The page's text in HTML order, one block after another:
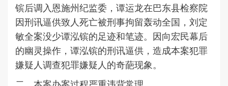
镔后调入恩施州纪监委，谭运龙在巴东县检察院
因刑讯逼供致人死亡被刑事拘留轰动全国，刘定
敏全案没少谭泓镔的足迹和笔迹。因向宏民幕后
的幽灵操作，谭泓镔的刑讯逼供，造成本案犯罪
嫌疑人调查犯罪嫌疑人的奇葩现象。